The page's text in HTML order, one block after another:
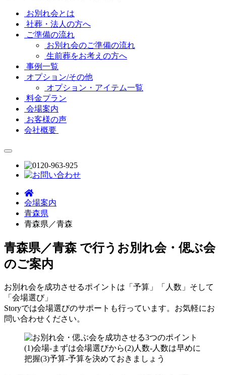
お別れ会とは
社葬・法人の方へ
ご準備の流れ
お別れ会のご準備の流れ
生前葬をお考えの方へ
事例一覧
オプション/その他
オプション・アイテム一覧
料金プラン
会場案内
お客様の声
会社概要
会場案内
青森県
青森県／青森
青森県／青森 で行う お別れ会・偲ぶ会
のご案内
お別れ会を成功させるポイントは「予算」「人数」そして
「会場選び」
Storyでは会場選びのサポートも行っています。お気軽にお
問い合わせください。